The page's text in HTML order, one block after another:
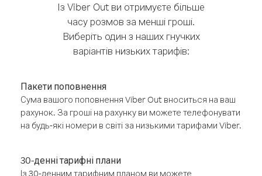
Із Viber Out ви отримуєте більше
часу розмов за менші гроші.
Виберіть один з наших гнучких
варіантів низьких тарифів:
Пакети поповнення
Сума вашого поповнення Viber Out вноситься на ваш
рахунок. За гроші на рахунку ви можете телефонувати
на будь-які номери в світі за низькими тарифами Viber.
30-денні тарифні плани
Із 30-денним тарифним планом ви можете